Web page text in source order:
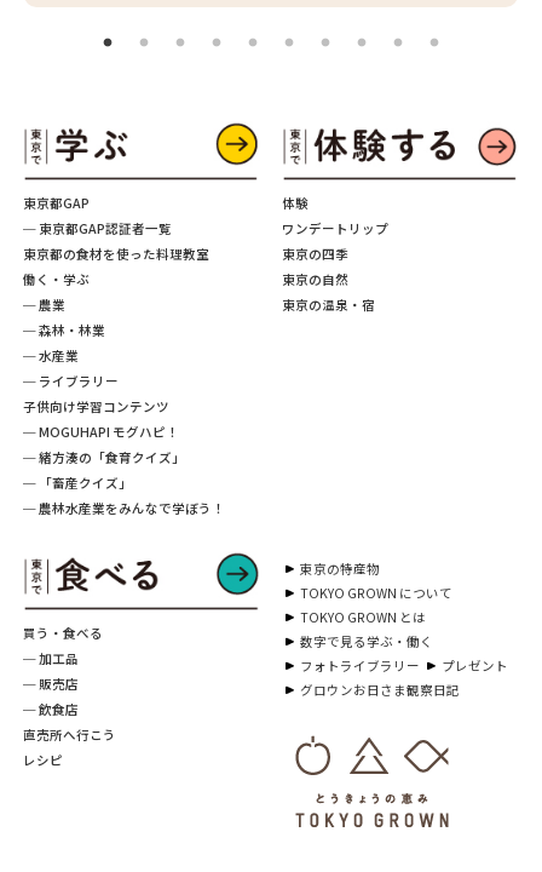
東京都GAP
─ 東京都GAP認証者一覧
東京都の食材を使った料理教室
働く・学ぶ
─ 農業
─ 森林・林業
─ 水産業
─ ライブラリー
子供向け学習コンテンツ
─ MOGUHAPI モグハピ！
─ 緒方湊の「食育クイズ」
─ 「畜産クイズ」
─ 農林水産業をみんなで学ぼう！
買う・食べる
─ 加工品
─ 販売店
─ 飲食店
直売所へ行こう
レシピ
体験
ワンデートリップ
東京の四季
東京の自然
東京の温泉・宿
東京の特産物
TOKYO GROWN について
TOKYO GROWN とは
数字で見る学ぶ・働く
フォトライブラリー
プレゼント
グロウンお日さま観察日記